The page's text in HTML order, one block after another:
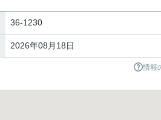
36-1230
2026年08月18日
情報